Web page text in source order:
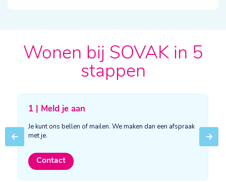
Wonen bij SOVAK in 5
stappen
Previous
1 | Meld je aan
Je kunt ons bellen of mailen. We maken dan een afspraak
met je.
Contact
Next